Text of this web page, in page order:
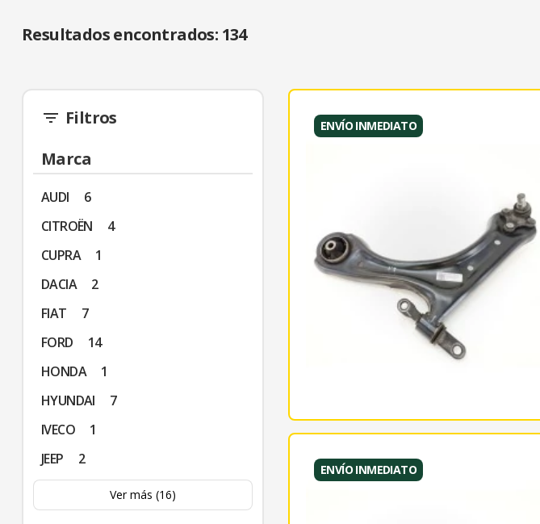
Resultados encontrados: 134
filter_list Filtros
Marca
AUDI
6
CITROËN
4
CUPRA
1
DACIA
2
FIAT
7
FORD
14
HONDA
1
HYUNDAI
7
IVECO
1
JEEP
2
Ver más (16)
ENVÍO INMEDIATO
ENVÍO INMEDIATO